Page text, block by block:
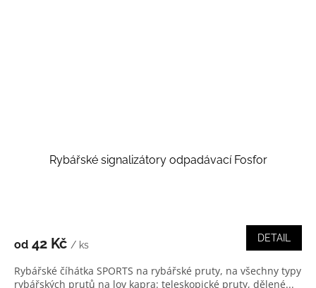
Rybářské signalizátory odpadávací Fosfor
od 42 Kč / ks
DETAIL
Rybářské číhátka SPORTS na rybářské pruty, na všechny typy
rybářských prutů na lov kapra: teleskopické pruty, dělené...